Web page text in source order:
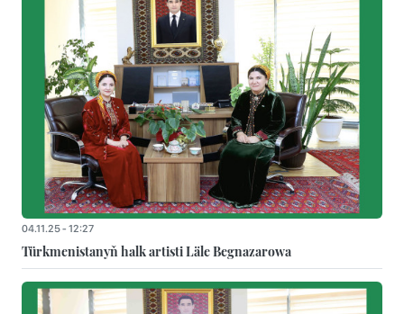
04.11.25 - 12:27
Türkmenistanyň halk artisti Läle Begnazarowa